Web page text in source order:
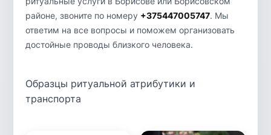
районе, звоните по номеру +375447005747. Мы
ответим на все вопросы и поможем организовать
достойные проводы близкого человека.
Образцы ритуальной атрибутики и
транспорта